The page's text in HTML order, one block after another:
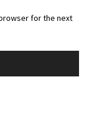
for the next